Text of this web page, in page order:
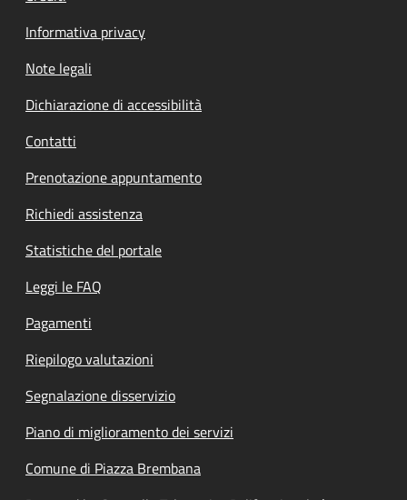
Informativa privacy
Note legali
Dichiarazione di accessibilità
Contatti
Prenotazione appuntamento
Richiedi assistenza
Statistiche del portale
Leggi le FAQ
Pagamenti
Riepilogo valutazioni
Segnalazione disservizio
Piano di miglioramento dei servizi
Comune di Piazza Brembana